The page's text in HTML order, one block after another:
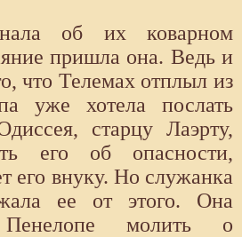
об их коварном
пришла она. Ведь и
что Телемах отплыл из
уже хотела послать
старцу Лаэрту,
его об опасности,
его внуку. Но служанка
ее от этого. Она
Пенелопе молить о